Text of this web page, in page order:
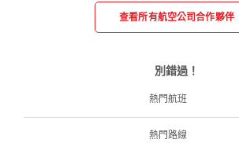
查看所有航空公司合作夥伴
別錯過！
熱門航班
熱門路線